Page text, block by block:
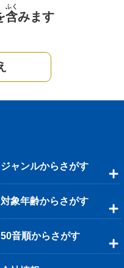
含
ふく
みます
ジャンルからさがす
対象年齢からさがす
50音順からさがす